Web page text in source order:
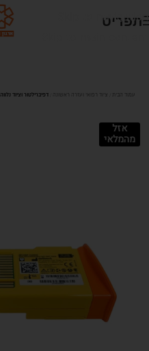
Skip to navigation
תפריט
עמוד הבית ציוד רפואי ועזרה ראשונה דפיברילטור וציוד נלווה
אזל
מהמלאי